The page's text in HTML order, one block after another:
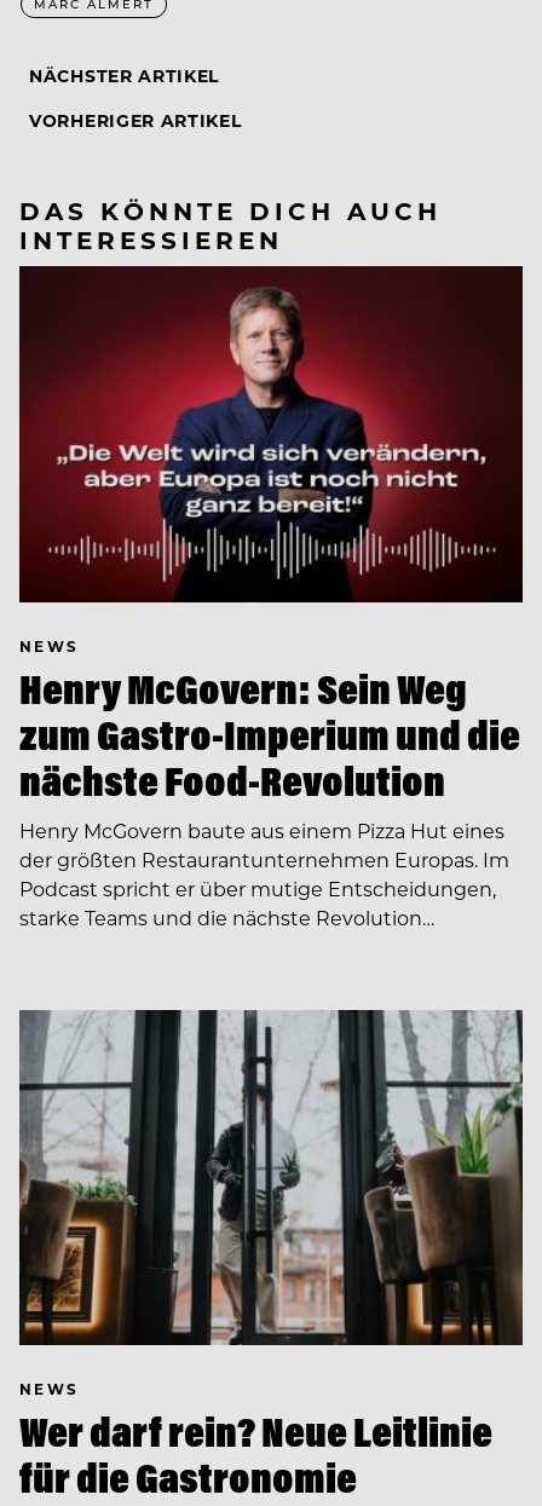
MARC ALMERT
NÄCHSTER ARTIKEL
VORHERIGER ARTIKEL
DAS KÖNNTE DICH AUCH
INTERESSIEREN
NEWS
Henry McGovern: Sein Weg
zum Gastro-Imperium und die
nächste Food-Revolution
Henry McGovern baute aus einem Pizza Hut eines
der größten Restaurantunternehmen Europas. Im
Podcast spricht er über mutige Entscheidungen,
starke Teams und die nächste Revolution…
NEWS
Wer darf rein? Neue Leitlinie
für die Gastronomie